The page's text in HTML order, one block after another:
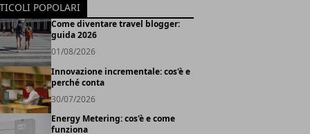
POPOLARI
Come diventare travel blogger:
guida 2026
01/08/2026
Innovazione incrementale: cos'è e
perché conta
30/07/2026
Energy Metering: cos'è e come
funziona